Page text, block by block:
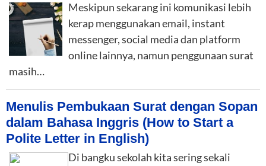
Meskipun sekarang ini komunikasi lebih
kerap menggunakan email, instant
messenger, social media dan platform
online lainnya, namun penggunaan surat
masih…
Menulis Pembukaan Surat dengan Sopan
dalam Bahasa Inggris (How to Start a
Polite Letter in English)
Di bangku sekolah kita sering sekali